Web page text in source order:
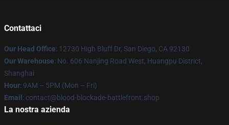
Contattaci
Our Head Office: 12730 High Bluff Dr, San Diego, CA 92130
Our Warehouse: No. 606 Nanjing Road West, Huangpu District,
Shanghai
Hour: 9AM – 5PM (Mon – Fri)
Email : contact@blood-blockade-battlefront.shop
La nostra azienda